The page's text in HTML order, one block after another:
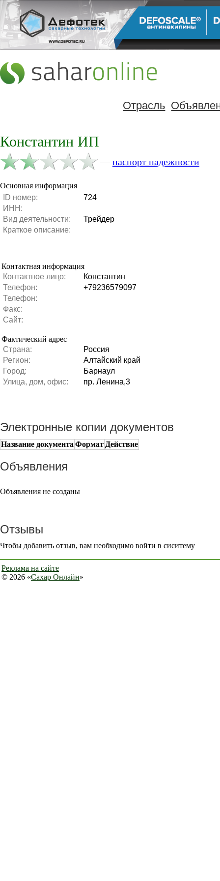
Отрасль
Константин ИП
—паспорт надежности
Основная информация
ID номер:
724
ИНН:
Вид деятельности:
Трейдер
Краткое описание:
Контактная информация
Контактное лицо:
Константин
Телефон:
+79236579097
Телефон:
Факс:
Сайт:
Фактический адрес
Страна:
Россия
Регион:
Алтайский край
Город:
Барнаул
Улица, дом, офис:
пр. Ленина,3
Электронные копии документов
Название документа Формат Действие
Объявления
Объявления не созданы
Отзывы
Чтобы добавить отзыв, вам необходимо войти в сиситему
Реклама на сайте
© 2026 «Сахар Онлайн»